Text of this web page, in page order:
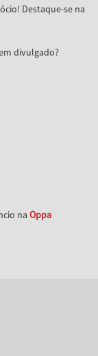
Destaque-se na
divulgado?
na Oppa